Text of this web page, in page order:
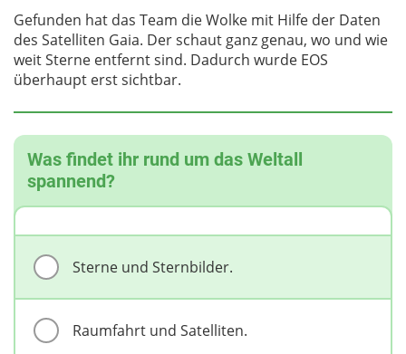
Gefunden hat das Team die Wolke mit Hilfe der Daten
des Satelliten Gaia. Der schaut ganz genau, wo und wie
weit Sterne entfernt sind. Dadurch wurde EOS
überhaupt erst sichtbar.
Was findet ihr rund um das Weltall
spannend?
Sterne und Sternbilder.
Raumfahrt und Satelliten.